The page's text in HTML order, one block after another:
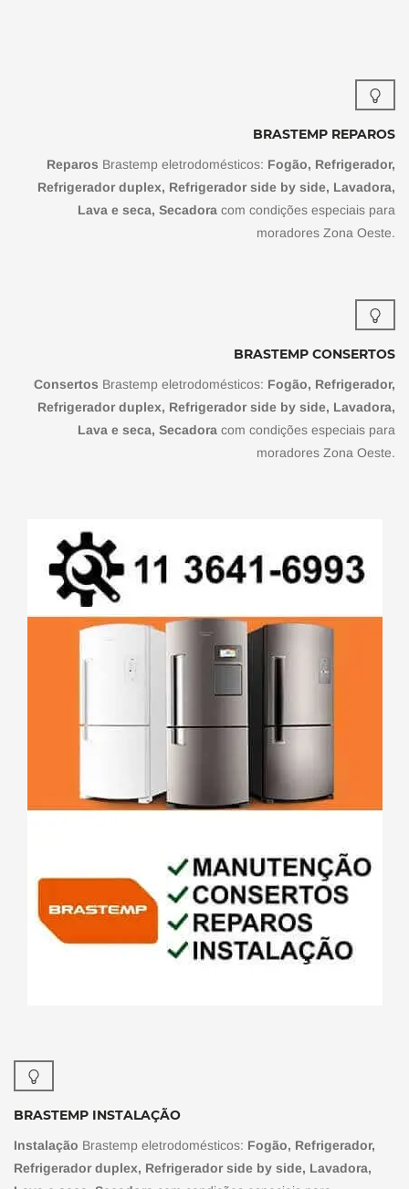
BRASTEMP REPAROS
Reparos Brastemp eletrodomésticos: Fogão, Refrigerador,
Refrigerador duplex, Refrigerador side by side, Lavadora,
Lava e seca, Secadora com condições especiais para
moradores Zona Oeste.
BRASTEMP CONSERTOS
Consertos Brastemp eletrodomésticos: Fogão, Refrigerador,
Refrigerador duplex, Refrigerador side by side, Lavadora,
Lava e seca, Secadora com condições especiais para
moradores Zona Oeste.
BRASTEMP INSTALAÇÃO
Instalação Brastemp eletrodomésticos: Fogão, Refrigerador,
Refrigerador duplex, Refrigerador side by side, Lavadora,